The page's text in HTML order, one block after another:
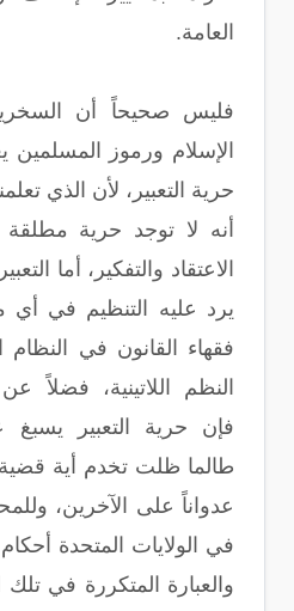
العامة.
فليس صحيحاً أن
الإسلام ورموز
حرية التعبير، لأن الذي
أنه لا توجد حرية
الاعتقاد والتفكير، أما
يرد عليه التنظيم في
فقهاء القانون في
النظم اللاتينية، فضلاً
فإن حرية التعبير يسبغ
طالما ظلت تخدم أية
عدواناً على الآخرين،
في الولايات المتحدة
والعبارة المتكررة في